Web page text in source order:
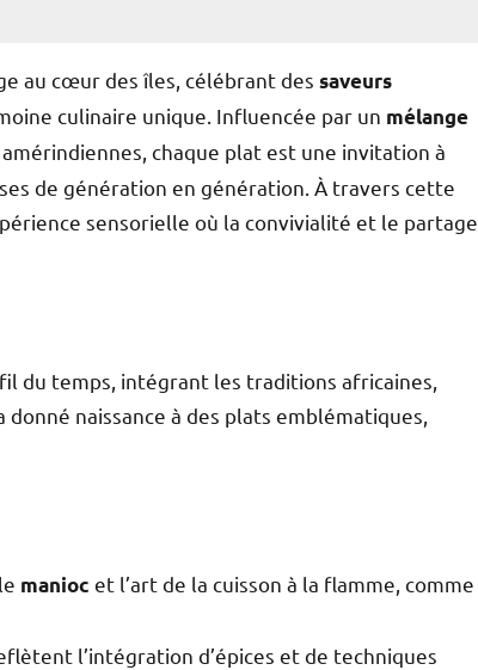
au cœur des îles, célébrant des saveurs
culinaire unique. Influencée par un mélange
chaque plat est une invitation à
de génération en génération. À travers cette
sensorielle où la convivialité et le partage
du temps, intégrant les traditions africaines,
naissance à des plats emblématiques,
manioc et l’art de la cuisson à la flamme, comme
l’intégration d’épices et de techniques